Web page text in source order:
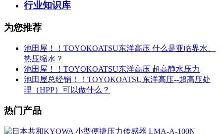
行业知识库
为您推荐
池田屋！！TOYOKOATSU东洋高压 什么是亚临界水、
热压缩水？
池田屋！！TOYOKOATSU东洋高压 超高静水压力
池田屋总经销！！TOYOKOATSU东洋高压--超高压处
理（HPP）可以做什么？
热门产品